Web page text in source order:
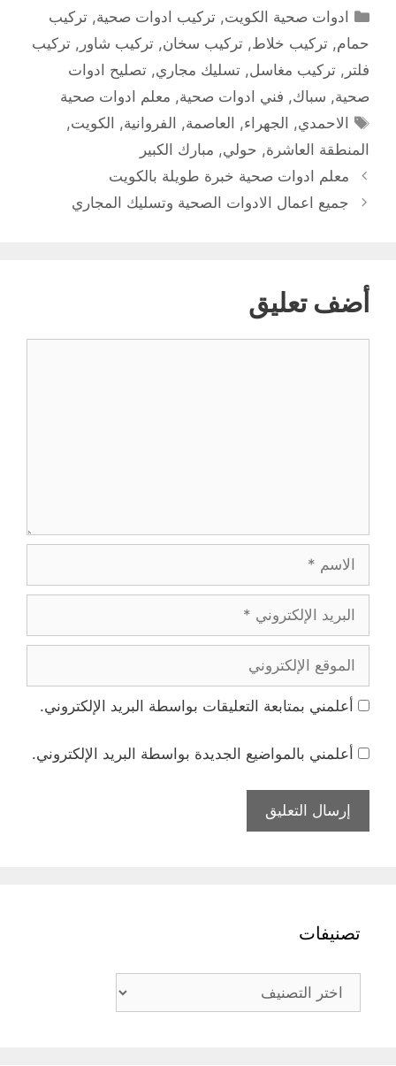
التصنيفات
ادوات صحية الكويت,تركيب ادوات صحية,تركيب
حمام, تركيب خلاط, تركيب سخان, تركيب شاور , تركيب
فلتر , تركيب مغاسل, تسليك مجاري, تصليح ادوات
صحية, سباك, فني ادوات صحية, معلم ادوات صحية
الوسوم
الاحمدي, الجهراء, العاصمة, الفروانية, الكويت,
المنطقة العاشرة, حولي, مبارك الكبير
معلم ادوات صحية خبرة طويلة بالكويت
جميع اعمال الادوات الصحية وتسليك المجاري
أضف تعليق
الاسم
البريد
الإلكتروني
الموقع
الإلكتروني
أعلمني بمتابعة التعليقات بواسطة البريد الإلكتروني.
أعلمني بالمواضيع الجديدة بواسطة البريد الإلكتروني.
تصنيفات
تصنيفات